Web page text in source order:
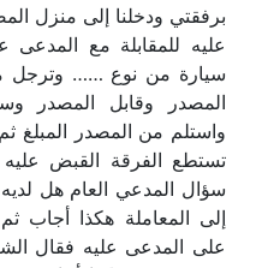
برفقتي ودخلنا إلى منزل
عليه للمقابلة مع
سيارة من نوع …… وترجل
المصدر وقابل المصدر
واستلم من المصدر المبلغ
تستطع الفرقة القبض
سؤال المدعي العام هل
إلى المعاملة هكذا
على المدعى عليه فقال